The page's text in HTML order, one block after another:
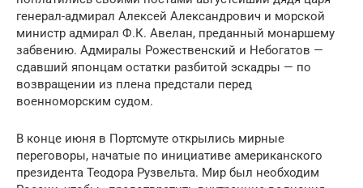
генерал-адмирал Алексей Александрович и морской
министр адмирал Ф.К. Авелан, преданный монаршему
забвению. Адмиралы Рожественский и Небогатов —
сдавший японцам остатки разбитой эскадры — по
возвращении из плена предстали перед
военноморским судом.
В конце июня в Портсмуте открылись мирные
переговоры, начатые по инициативе американского
президента Теодора Рузвельта. Мир был необходим